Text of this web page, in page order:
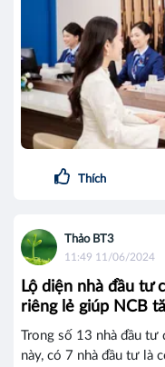
Thích
Thảo BT3
11:49 11/06/2024
Lộ diện nhà đầu tư
riêng lẻ giúp NCB
Trong số 13 nhà đầu tư
này, có 7 nhà đầu tư là